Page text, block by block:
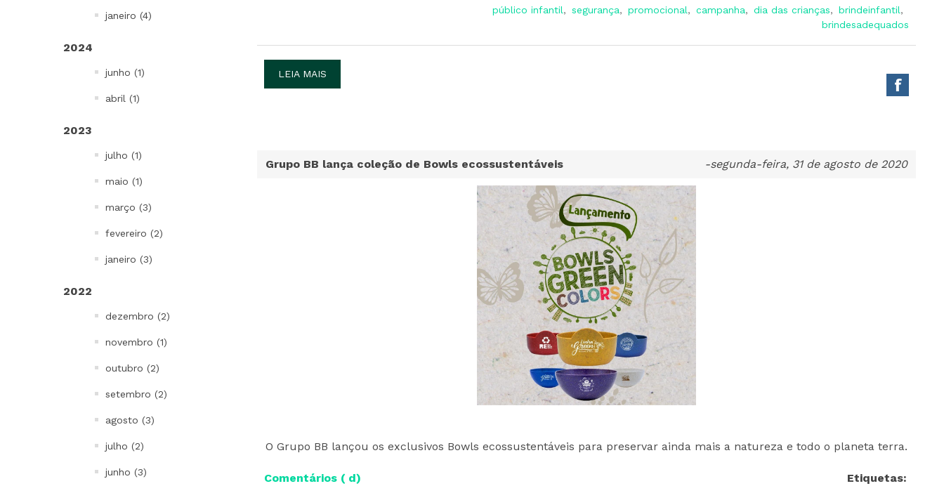
janeiro (4)
2024
junho (1)
abril (1)
2023
julho (1)
maio (1)
março (3)
fevereiro (2)
janeiro (3)
2022
dezembro (2)
novembro (1)
outubro (2)
setembro (2)
agosto (3)
julho (2)
junho (3)
público infantil, segurança, promocional, campanha, dia das crianças, brindeinfantil,
brindesadequados
LEIA MAIS
Grupo BB lança coleção de Bowls ecossustentáveis -segunda-feira, 31 de agosto de 2020
O Grupo BB lançou os exclusivos Bowls ecossustentáveis para preservar ainda mais a natureza e todo o planeta terra.
Etiquetas:
Comentários ( d)